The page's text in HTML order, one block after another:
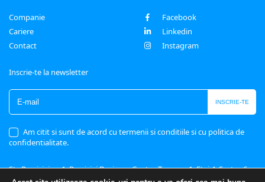
Companie
Cariere
Contact
Facebook
Linkedin
Instagram
Inscrie-te la newsletter
Am citit si sunt de acord cu termenii si conditiilesi cu politica de
confidentialitate.
Str. Preciziei nr. 1, Preciziei Business Center, Tronson 1, Etaj 4, Sector 6